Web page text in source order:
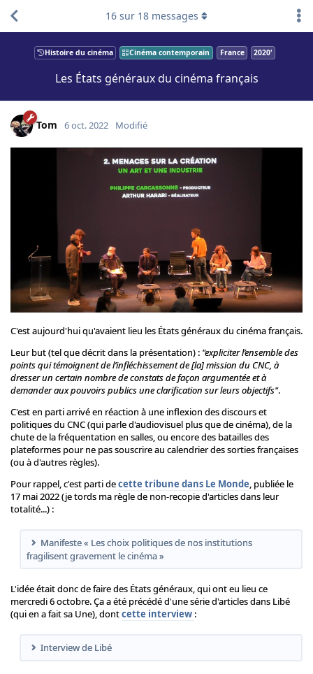
Histoire du cinéma Cinéma contemporain France 2020'
Les États généraux du cinéma français
16 sur 18 messages
Tom 6 oct. 2022 Modifié
C'est aujourd'hui qu'avaient lieu les États généraux du cinéma français.
Leur but (tel que décrit dans la présentation) : "expliciter l’ensemble des
points qui témoignent de l’infléchissement de [la] mission du CNC, à
dresser un certain nombre de constats de façon argumentée et à
demander aux pouvoirs publics une clarification sur leurs objectifs".
C'est en parti arrivé en réaction à une inflexion des discours et
politiques du CNC (qui parle d'audiovisuel plus que de cinéma), de la
chute de la fréquentation en salles, ou encore des batailles des
plateformes pour ne pas souscrire au calendrier des sorties françaises
(ou à d'autres règles).
Pour rappel, c'est parti decette tribune dans Le Monde, publiée le
17 mai 2022 (je tords ma règle de non-recopie d'articles dans leur
totalité...) :
Manifeste « Les choix politiques de nos institutions
fragilisent gravement le cinéma »
L'idée était donc de faire des États généraux, qui ont eu lieu ce
mercredi 6 octobre. Ça a été précédé d'une série d'articles dans Libé
(qui en a fait sa Une), dontcette interview :
Interview de Libé